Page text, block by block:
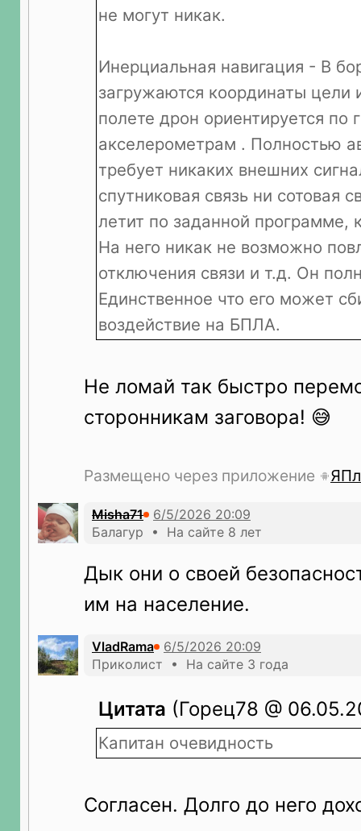
не могут никак.
Инерциальная навигация - В
загружаются координаты цели
полете дрон ориентируется по
акселерометрам . Полностью
требует никаких внешних
спутниковая связь ни сотовая
летит по заданной программе,
На него никак не возможно
отключения связи и т.д. Он
Единственное что его может
воздействие на БПЛА.
Не ломай так быстро
сторонникам заговора! 😅
Размещено через приложение
Misha71
Балагур • На сайте 8 лет
Дык они о своей
им на население.
VladRama
Приколист • На сайте 3 года
Цитата (Горец78 @
Капитан очевидность
Согласен. Долго до него